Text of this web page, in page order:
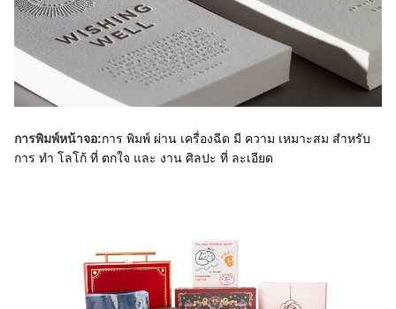
การพิมพ์หน้าจอ:การ พิมพ์ ผ่าน เครื่องฉีด มี ความ เหมาะสม สําหรับ
การ ทํา โลโก้ ที่ ตกใจ และ งาน ศิลปะ ที่ ละเอียด